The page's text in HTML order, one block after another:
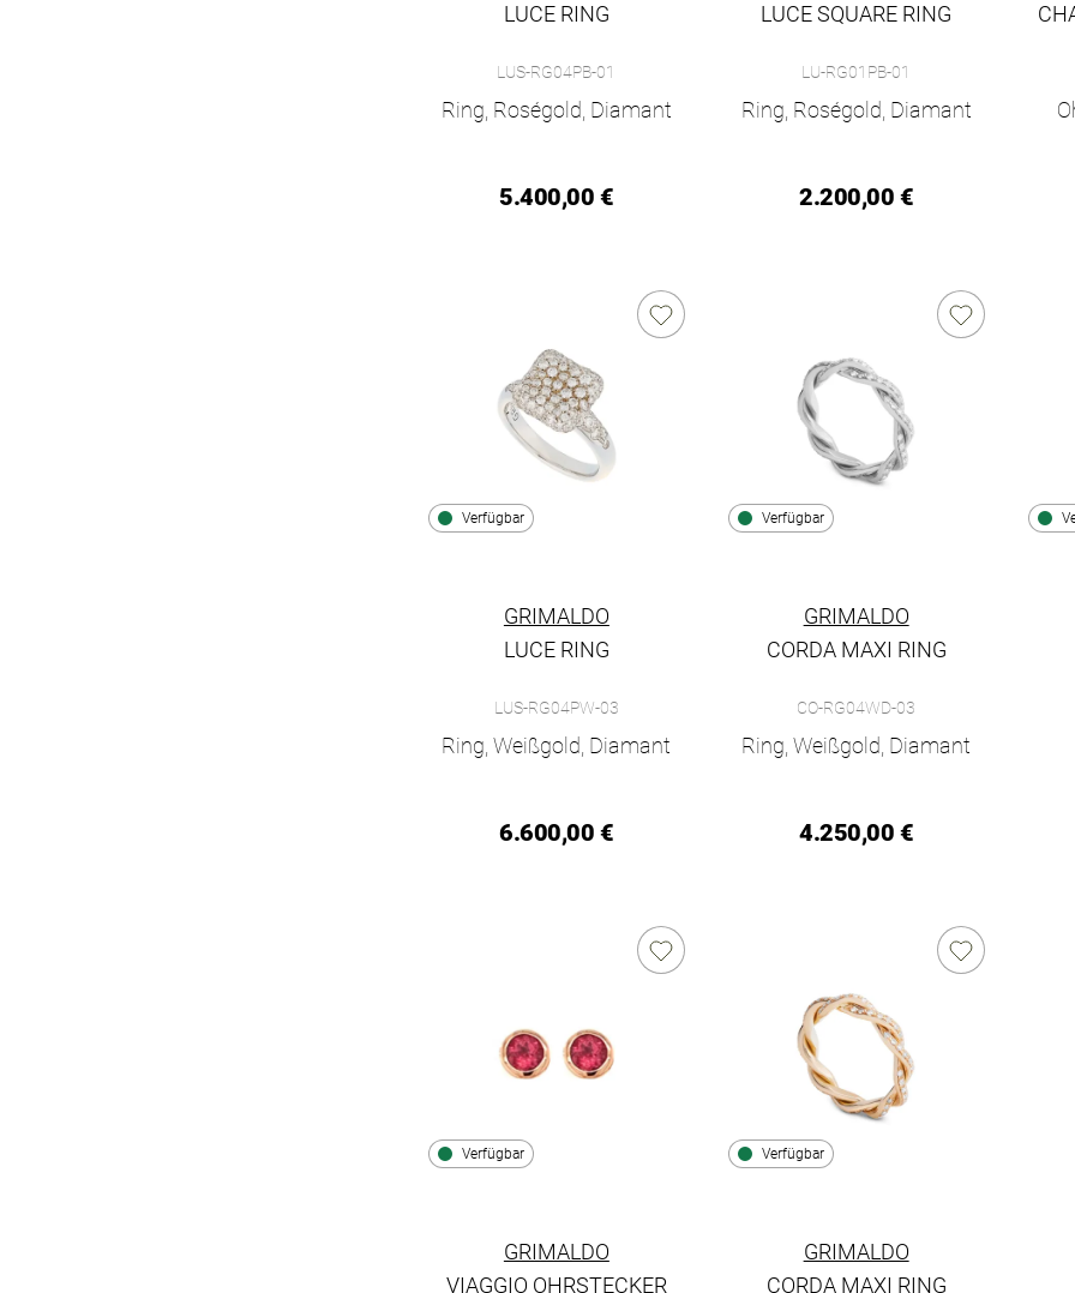
LUCE RING
LUS-RG04PB-01
Ring, Roségold, Diamant
5.400,00 €
LUCE SQUARE RING
LU-RG01PB-01
Ring, Roségold, Diamant
2.200,00 €
Verfügbar
GRIMALDO
LUCE RING
LUS-RG04PW-03
Ring, Weißgold, Diamant
6.600,00 €
Verfügbar
GRIMALDO
CORDA MAXI RING
CO-RG04WD-03
Ring, Weißgold, Diamant
4.250,00 €
Verfügbar
GRIMALDO
VIAGGIO OHRSTECKER
Verfügbar
GRIMALDO
CORDA MAXI RING